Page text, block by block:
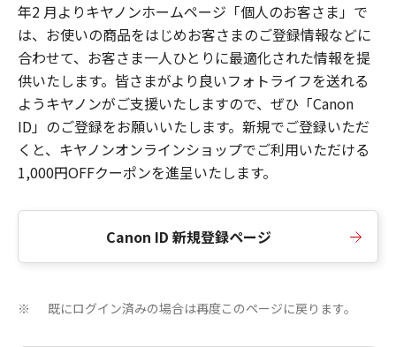
年2 月よりキヤノンホームページ「個人のお客さま」で
は、お使いの商品をはじめお客さまのご登録情報などに
合わせて、お客さま一人ひとりに最適化された情報を提
供いたします。皆さまがより良いフォトライフを送れる
ようキヤノンがご支援いたしますので、ぜひ「Canon
ID」のご登録をお願いいたします。新規でご登録いただ
くと、キヤノンオンラインショップでご利用いただける
1,000円OFFクーポンを進呈いたします。
Canon ID 新規登録ページ
※ 既にログイン済みの場合は再度このページに戻ります。